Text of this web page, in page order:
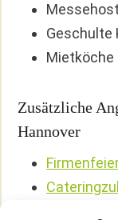
Geschulte
Mietköche
Zusätzliche
Hannover